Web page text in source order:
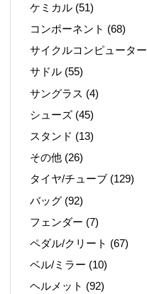
ケミカル (51)
コンポーネント (68)
サイクルコンピューター
サドル (55)
サングラス (4)
シューズ (45)
スタンド (13)
その他 (26)
タイヤ/チューブ (129)
バッグ (92)
フェンダー (7)
ペダル/クリート (67)
ベル/ミラー (10)
ヘルメット (92)